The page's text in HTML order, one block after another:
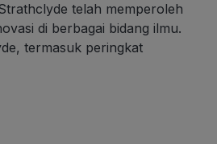
telah memperoleh
di berbagai bidang ilmu.
termasuk peringkat